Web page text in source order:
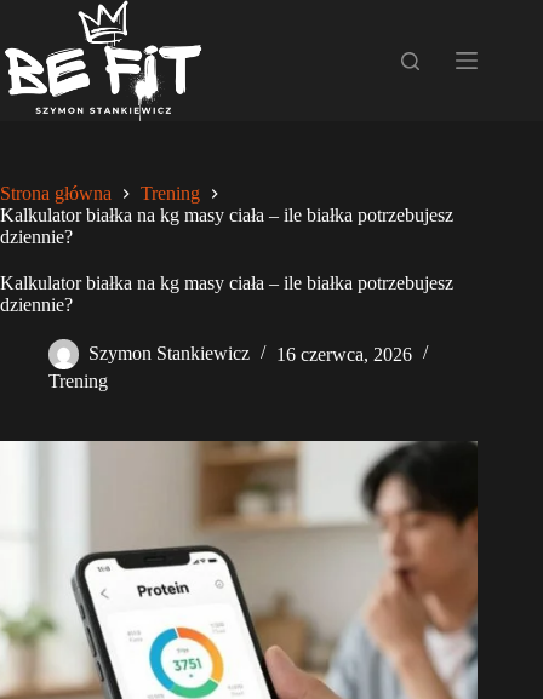
treści
Strona główna
Trening
Kalkulator białka na kg masy ciała – ile białka potrzebujesz
dziennie?
Kalkulator białka na kg masy ciała – ile białka potrzebujesz
dziennie?
Szymon Stankiewicz
16 czerwca, 2026
Trening